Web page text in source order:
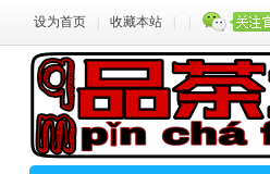
设为首页 收藏本站